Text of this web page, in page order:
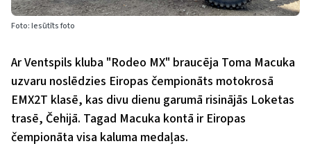
Foto: Iesūtīts foto
Ar Ventspils kluba "Rodeo MX" braucēja Toma Macuka
uzvaru noslēdzies Eiropas čempionāts motokrosā
EMX2T klasē, kas divu dienu garumā risinājās Loketas
trasē, Čehijā. Tagad Macuka kontā ir Eiropas
čempionāta visa kaluma medaļas.